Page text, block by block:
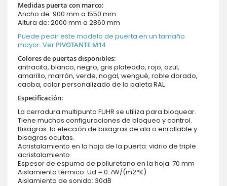
Medidas puerta con marco:
Ancho de: 900 mm a 1550 mm
Altura de: 2000 mm a 2860 mm
Puede pedir este modelo de puerta en un tamaño
mayor. Ver PIVOTANTE M14
Colores de puertas disponibles:
antracita, blanco, negro, gris plateado, rojo, azul,
amarillo, marrón, verde, nogal, wengué, roble dorado,
caoba, color personalizado de la paleta RAL
Especificación:
La cerradura multipunto FUHR se utiliza para bloquear.
Tiene muchas configuraciones de bloqueo y control.
Bisagras: la elección de bisagras de ala o enrollable y
bisagras ocultas.
Acristalamiento en la hoja de la puerta: vidrio de triple
acristalamiento
Espesor de espuma de poliuretano en la hoja: 70 mm
Aislamiento térmico: Ud = 0.7W/(m2*K)
Aislamiento de sonido: 30dB